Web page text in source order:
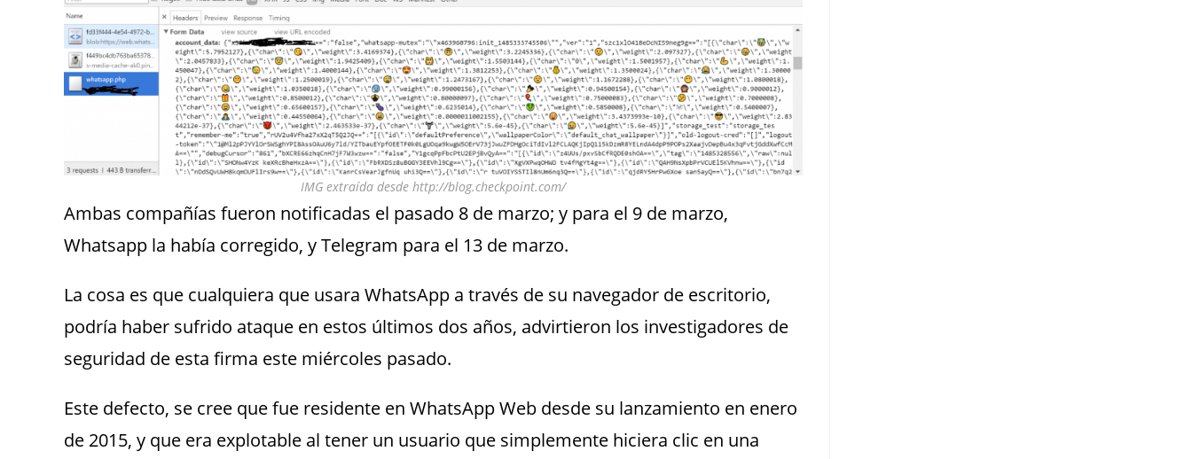
IMG extraída desde http://blog.checkpoint.com/
Ambas compañías fueron notificadas el pasado 8 de marzo; y para el 9 de marzo,
Whatsapp la había corregido, y Telegram para el 13 de marzo.
La cosa es que cualquiera que usara WhatsApp a través de su navegador de escritorio,
podría haber sufrido ataque en estos últimos dos años, advirtieron los investigadores de
seguridad de esta firma este miércoles pasado.
Este defecto, se cree que fue residente en WhatsApp Web desde su lanzamiento en enero
de 2015, y que era explotable al tener un usuario que simplemente hiciera clic en una